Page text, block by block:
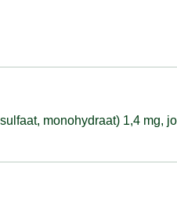
monohydraat) 1,4 mg,